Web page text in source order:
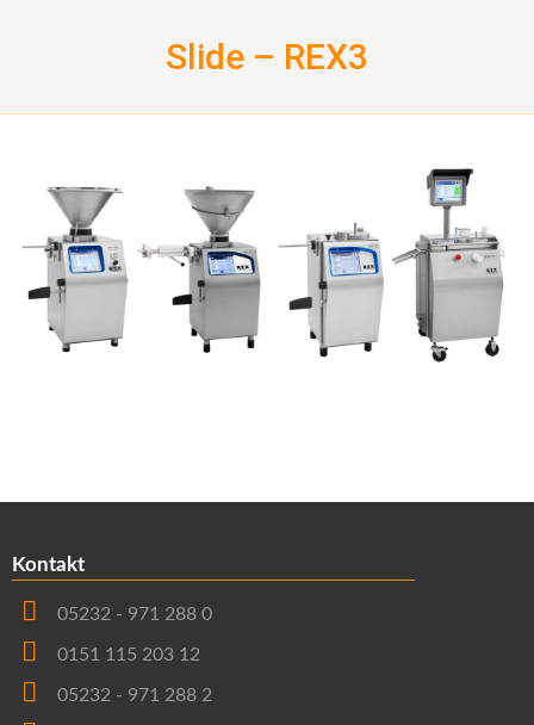
Slide – REX3
Kontakt
05232 - 971 288 0
0151 115 203 12
05232 - 971 288 2